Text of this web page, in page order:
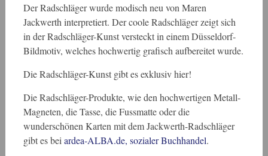
Der Radschläger wurde modisch neu von Maren
Jackwerth interpretiert. Der coole Radschläger zeigt sich
in der Radschläger-Kunst versteckt in einem Düsseldorf-
Bildmotiv, welches hochwertig grafisch aufbereitet wurde.
Die Radschläger-Kunst gibt es exklusiv hier!
Die Radschläger-Produkte, wie den hochwertigen Metall-
Magneten, die Tasse, die Fussmatte oder die
wunderschönen Karten mit dem Jackwerth-Radschläger
gibt es bei ardea-ALBA.de, sozialer Buchhandel.